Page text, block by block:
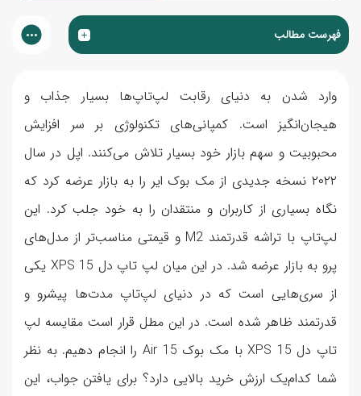
فهرست مطالب
وارد شدن به دنیای رقابت لپ‌تاپ‌ها بسیار جذاب و
هیجان‌انگیز است. کمپانی‌های تکنولوژی بر سر افزایش
محبوبیت و سهم بازار خود بسیار تلاش می‌کنند. اپل در سال
۲۰۲۲ نسخه جدیدی از مک بوک ایر را به بازار عرضه کرد که
نگاه بسیاری از کاربران و منتقدان را به خود جلب کرد. این
لپ‌تاپ با تراشه قدرتمند M2 و قیمتی مناسب‌تر از مدل‌های
پرو به بازار عرضه شد. در این میان لپ تاپ دل XPS 15 یکی
از سری‌هایی است که در دنیای لپ‌تاپ مدت‌ها پیشرو و
قدرتمند ظاهر شده است. در این مطل قرار است مقایسه لپ
تاپ دل XPS 15 با مک بوک Air 15 را انجام دهیم. به نظر
شما کدام‌یک ارزش خرید بالایی دارد؟ برای یافتن جواب، این